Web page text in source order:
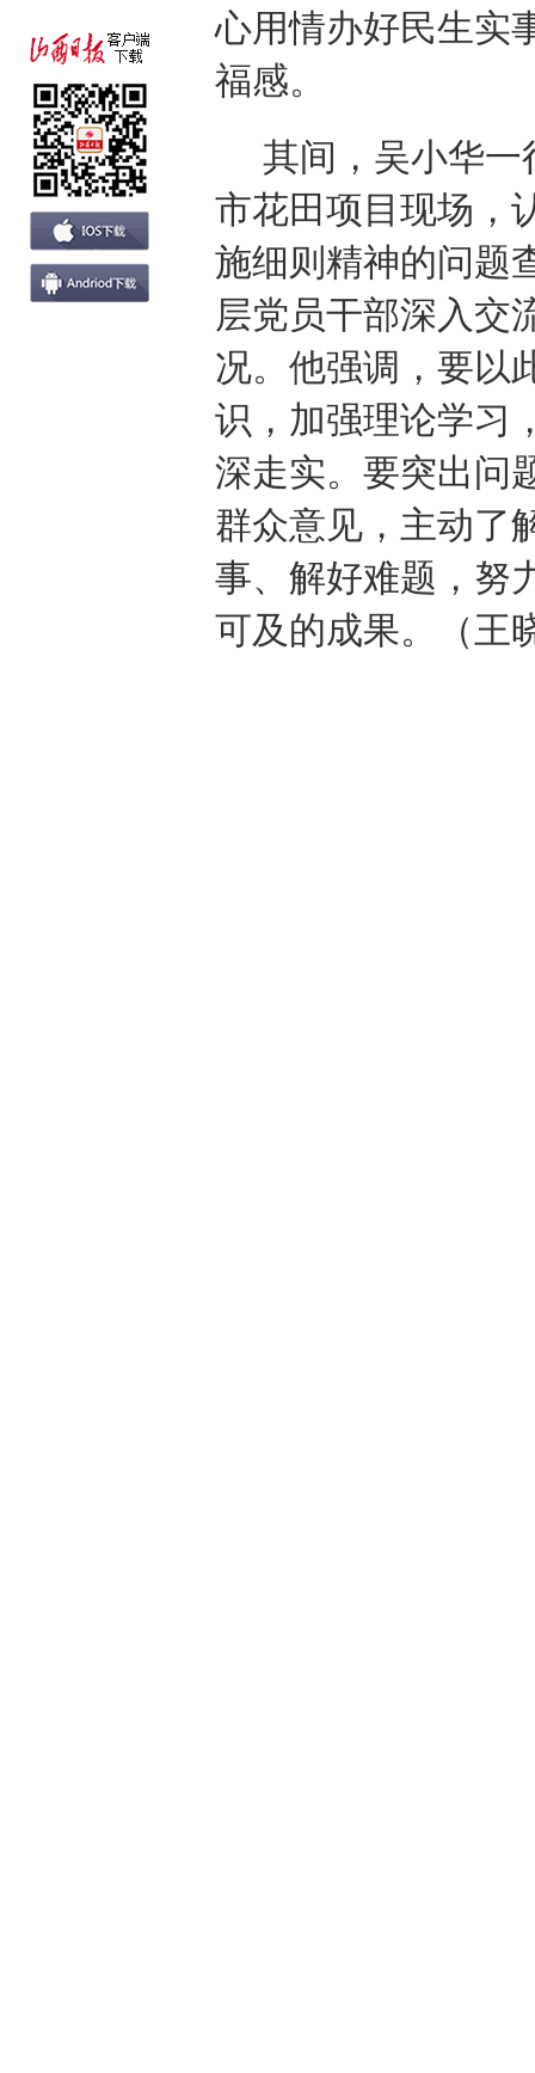
心用情办好民生实
福感。
其间，吴小华
市花田项目现场，
施细则精神的问题
层党员干部深入交
况。他强调，要以
识，加强理论学习
深走实。要突出问
群众意见，主动了
事、解好难题，努
可及的成果。（王